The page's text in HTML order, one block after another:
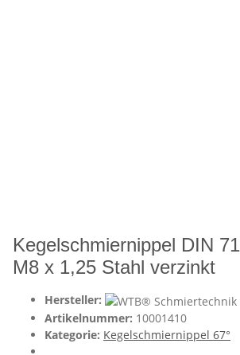
Kegelschmiernippel DIN
M8 x 1,25 Stahl verzinkt
Hersteller:
Artikelnummer: 10001410
Kategorie: Kegelschmiernippel 67°